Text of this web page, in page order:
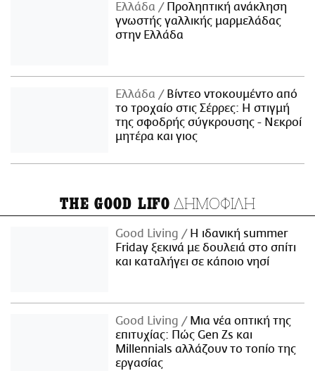
Ελλάδα
Προληπτική ανάκληση
γνωστής γαλλικής μαρμελάδας
στην Ελλάδα
Ελλάδα
Βίντεο ντοκουμέντο από
το τροχαίο στις Σέρρες: Η στιγμή
της σφοδρής σύγκρουσης - Νεκροί
μητέρα και γιος
THE GOOD LIFO ΔΗΜΟΦΙΛΗ
Good Living
Η ιδανική summer
Friday ξεκινά με δουλειά στο σπίτι
και καταλήγει σε κάποιο νησί
Good Living
Μια νέα οπτική της
επιτυχίας: Πώς Gen Zs και
Millennials αλλάζουν το τοπίο της
εργασίας